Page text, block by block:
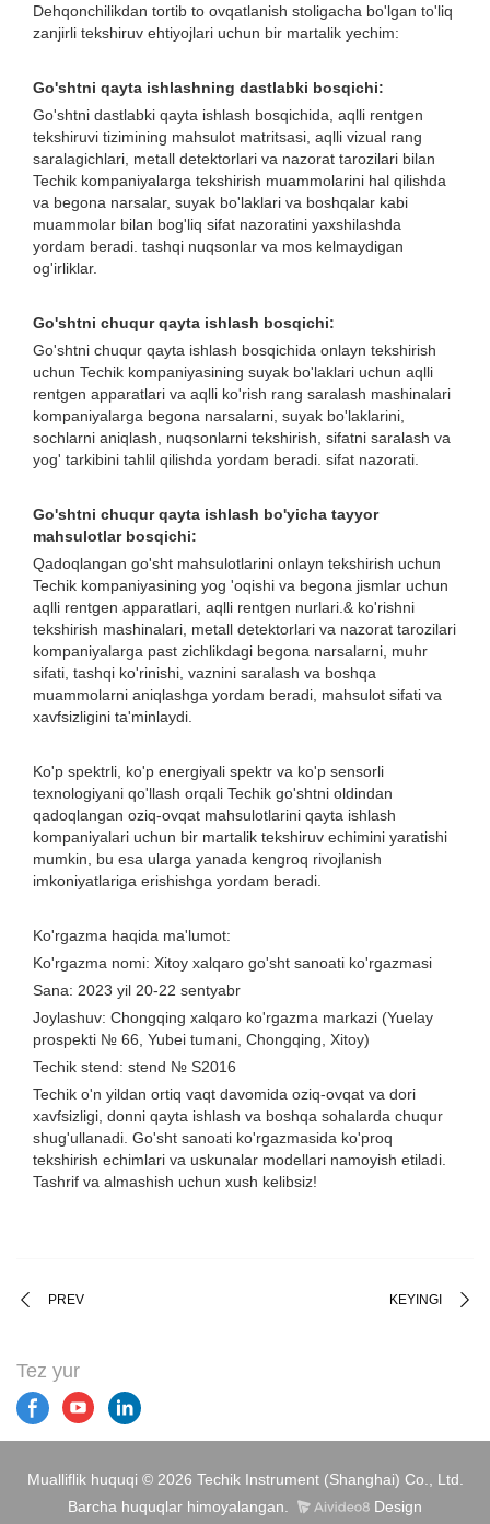
Dehqonchilikdan tortib to ovqatlanish stoligacha bo'lgan to'liq
zanjirli tekshiruv ehtiyojlari uchun bir martalik yechim:
Go'shtni qayta ishlashning dastlabki bosqichi:
Go'shtni dastlabki qayta ishlash bosqichida, aqlli rentgen
tekshiruvi tizimining mahsulot matritsasi, aqlli vizual rang
saralagichlari, metall detektorlari va nazorat tarozilari bilan
Techik kompaniyalarga tekshirish muammolarini hal qilishda
va begona narsalar, suyak bo'laklari va boshqalar kabi
muammolar bilan bog'liq sifat nazoratini yaxshilashda
yordam beradi. tashqi nuqsonlar va mos kelmaydigan
og'irliklar.
Go'shtni chuqur qayta ishlash bosqichi:
Go'shtni chuqur qayta ishlash bosqichida onlayn tekshirish
uchun Techik kompaniyasining suyak bo'laklari uchun aqlli
rentgen apparatlari va aqlli ko'rish rang saralash mashinalari
kompaniyalarga begona narsalarni, suyak bo'laklarini,
sochlarni aniqlash, nuqsonlarni tekshirish, sifatni saralash va
yog' tarkibini tahlil qilishda yordam beradi. sifat nazorati.
Go'shtni chuqur qayta ishlash bo'yicha tayyor
mahsulotlar bosqichi:
Qadoqlangan go'sht mahsulotlarini onlayn tekshirish uchun
Techik kompaniyasining yog 'oqishi va begona jismlar uchun
aqlli rentgen apparatlari, aqlli rentgen nurlari.& ko'rishni
tekshirish mashinalari, metall detektorlari va nazorat tarozilari
kompaniyalarga past zichlikdagi begona narsalarni, muhr
sifati, tashqi ko'rinishi, vaznini saralash va boshqa
muammolarni aniqlashga yordam beradi, mahsulot sifati va
xavfsizligini ta'minlaydi.
Ko'p spektrli, ko'p energiyali spektr va ko'p sensorli
texnologiyani qo'llash orqali Techik go'shtni oldindan
qadoqlangan oziq-ovqat mahsulotlarini qayta ishlash
kompaniyalari uchun bir martalik tekshiruv echimini yaratishi
mumkin, bu esa ularga yanada kengroq rivojlanish
imkoniyatlariga erishishga yordam beradi.
Ko'rgazma haqida ma'lumot:
Ko'rgazma nomi: Xitoy xalqaro go'sht sanoati ko'rgazmasi
Sana: 2023 yil 20-22 sentyabr
Joylashuv: Chongqing xalqaro ko'rgazma markazi (Yuelay
prospekti № 66, Yubei tumani, Chongqing, Xitoy)
Techik stend: stend № S2016
Techik o'n yildan ortiq vaqt davomida oziq-ovqat va dori
xavfsizligi, donni qayta ishlash va boshqa sohalarda chuqur
shug'ullanadi. Go'sht sanoati ko'rgazmasida ko'proq
tekshirish echimlari va uskunalar modellari namoyish etiladi.
Tashrif va almashish uchun xush kelibsiz!
PREV KEYINGI
Tez yur
Mualliflik huquqi © 2026 Techik Instrument (Shanghai) Co., Ltd.
Barcha huquqlar himoyalangan.
Design